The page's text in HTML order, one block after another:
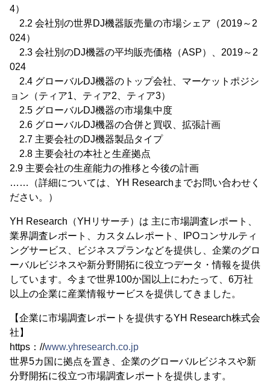
4）
2.2 会社別の世界DJ機器販売量の市場シェア（2019～2
024）
2.3 会社別のDJ機器の平均販売価格（ASP）、2019～2
024
2.4 グローバルDJ機器のトップ会社、マーケットポジシ
ョン（ティア1、ティア2、ティア3）
2.5 グローバルDJ機器の市場集中度
2.6 グローバルDJ機器の合併と買収、拡張計画
2.7 主要会社のDJ機器製品タイプ
2.8 主要会社の本社と生産拠点
2.9 主要会社の生産能力の推移と今後の計画
……（詳細については、YH Researchまでお問い合わせく
ださい。）
YH Research（YHリサーチ）は 主に市場調査レポート、
業界調査レポート、カスタムレポート、IPOコンサルティ
ングサービス、ビジネスプランなどを提供し、企業のグロ
ーバルビジネスや新分野開拓に役立つデータ・情報を提供
しています。今まで世界100か国以上にわたって、6万社
以上の企業に産業情報サービスを提供してきました。
【企業に市場調査レポートを提供するYH Research株式会
社】
https：//www.yhresearch.co.jp
世界5カ国に拠点を置き、企業のグローバルビジネスや新
分野開拓に役立つ市場調査レポートを提供します。